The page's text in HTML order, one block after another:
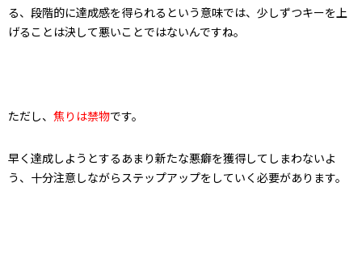
る、段階的に達成感を得られるという意味では、少しずつキーを上
げることは決して悪いことではないんですね。
ただし、 焦りは禁物です。
早く達成しようとするあまり新たな悪癖を獲得してしまわないよ
う、十分注意しながらステップアップをしていく必要があります。